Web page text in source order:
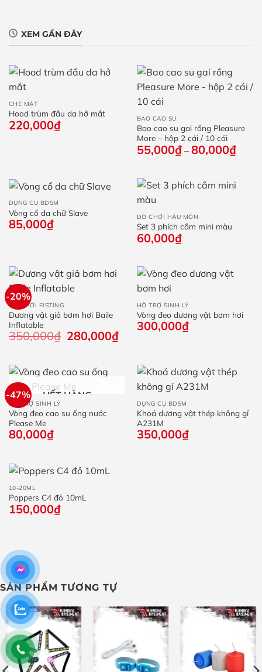
XEM GẦN ĐÂY
CHE MẶT
Hood trùm đầu da hở mắt
220,000₫ BAO CAO SU
Bao cao su gai rồng Pleasure
More – hộp 2 cái / 10 cái
55,000₫ – 80,000₫
giá:
đến
DỤNG CỤ BDSM
Vòng cổ da chữ Slave
85,000₫ ĐỒ CHƠI HẬU MÔN
Set 3 phích cắm mini màu
60,000₫
-20%
ĐỒ CHƠI FISTING
Dương vật giả bơm hơi Baile
Inflatable
350,000₫ Giá
gốc
280,000₫Giá
hiện
280,000₫.
HỖ TRỢ SINH LÝ
Vòng đeo dương vật bơm hơi
300,000₫
-47% HẾT HÀNG
HỖ TRỢ SINH LÝ
Vòng đeo cao su ống nước
Please Me
80,000₫
DỤNG CỤ BDSM
Khoá dương vật thép không gỉ
A231M
350,000₫
10-20ML
Poppers C4 đỏ 10mL
150,000₫
SẢN PHẨM TƯƠNG TỰ